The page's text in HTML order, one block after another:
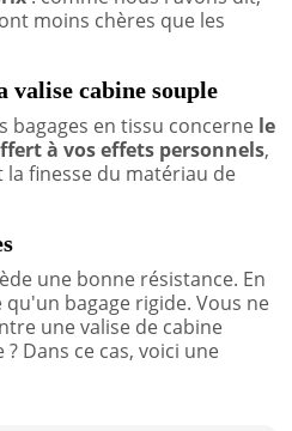
moins chères que les
valise cabine souple
bagages en tissu concerne le
à vos effets personnels,
finesse du matériau de
une bonne résistance. En
bagage rigide. Vous ne
une valise de cabine
Dans ce cas, voici une